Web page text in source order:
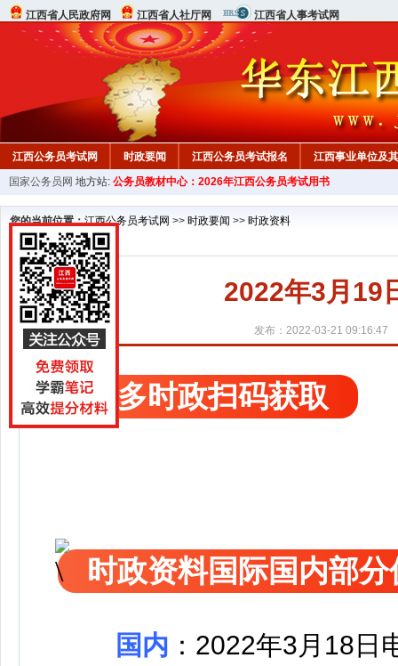
江西省人民政府网 江西省人社厅网 江西省人事考试网
江西公务员考试网 时政要闻 江西公务员考试报名 江西事业单位及
行测真题 在线咨询 教材中心
国家公务员网 地方站: 公务员教材中心：2026年江西公务员考试用书
您的当前位置：江西公务员考试网 >> 时政要闻 >> 时政资料
2022年3月19
发布：2022-03-21 09:16:47
更多时政扫码获取
时政资料国际国内部
国内 ：2022年3月18日